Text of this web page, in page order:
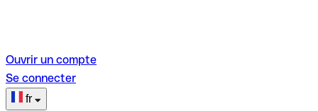
Ouvrir un compte
Se connecter
fr